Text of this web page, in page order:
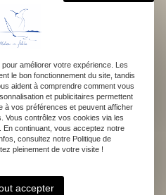
: 9h - 18h
95 80 82
améliorer votre expérience. Les
le bon fonctionnement du site, tandis
aident à comprendre comment vous
et publicitaires permettent
à vos préférences et peuvent afficher
Vous contrôlez vos cookies via les
En continuant, vous acceptez notre
consultez notre Politique de
pleinement de votre visite !
accepter